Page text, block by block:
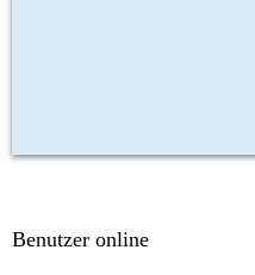
Benutzer online